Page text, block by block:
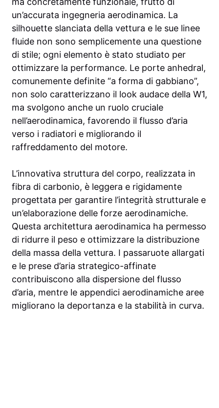
un’accurata ingegneria aerodinamica. La
silhouette slanciata della vettura e le sue linee
fluide non sono semplicemente una questione
di stile; ogni elemento è stato studiato per
ottimizzare la performance. Le porte anhedral,
comunemente definite “a forma di gabbiano”,
non solo caratterizzano il look audace della W1,
ma svolgono anche un ruolo cruciale
nell’aerodinamica, favorendo il flusso d’aria
verso i radiatori e migliorando il
raffreddamento del motore.
L’innovativa struttura del corpo, realizzata in
fibra di carbonio, è leggera e rigidamente
progettata per garantire l’integrità strutturale e
un’elaborazione delle forze aerodinamiche.
Questa architettura aerodinamica ha permesso
di ridurre il peso e ottimizzare la distribuzione
della massa della vettura. I passaruote allargati
e le prese d’aria strategico-affinate
contribuiscono alla dispersione del flusso
d’aria, mentre le appendici aerodinamiche aree
migliorano la deportanza e la stabilità in curva.